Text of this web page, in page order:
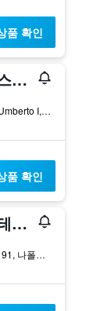
품 확인
베스트 웨스턴 플러스 호텔 플라자
Piazza Principe Umberto I, 23, 나폴리, 나폴리현, 이탈리아
품 확인
스타호텔 테르미누스
Piazza Garibaldi 91, 나폴리, 나폴리현, 이탈리아